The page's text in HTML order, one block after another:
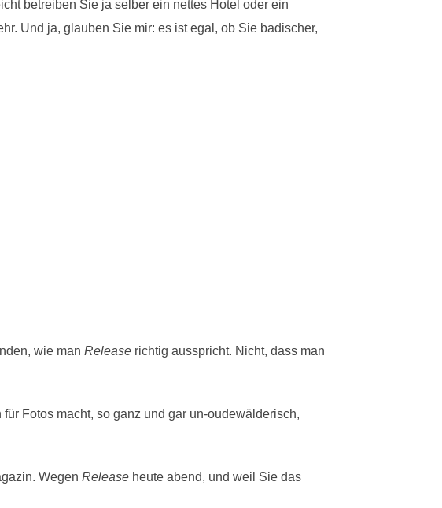
betreiben Sie ja selber ein nettes Hotel oder ein
Und ja, glauben Sie mir: es ist egal, ob Sie badischer,
wie man Release richtig ausspricht. Nicht, dass man
Fotos macht, so ganz und gar un-oudewälderisch,
Wegen Release heute abend, und weil Sie das